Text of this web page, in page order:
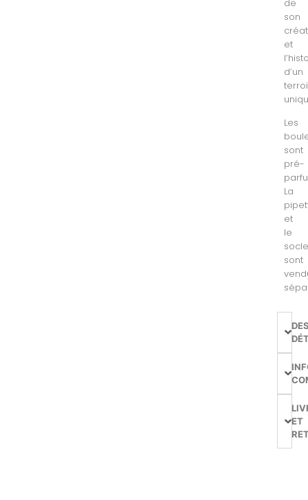
de
son
et
d’un
Les
sont
pré-
La
et
le
sont
ET